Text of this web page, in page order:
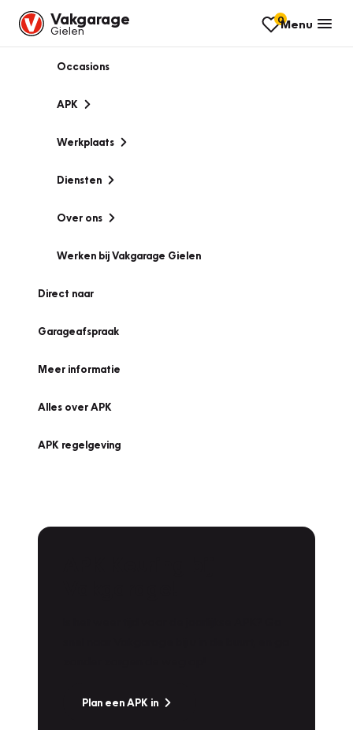
Vakgarage
Gielen
0Menu
Occasions
APK
Werkplaats
Diensten
Over ons
Werken bij Vakgarage Gielen
Direct naar
Garageafspraak
Meer informatie
Alles over APK
APK regelgeving
Plan een APK in